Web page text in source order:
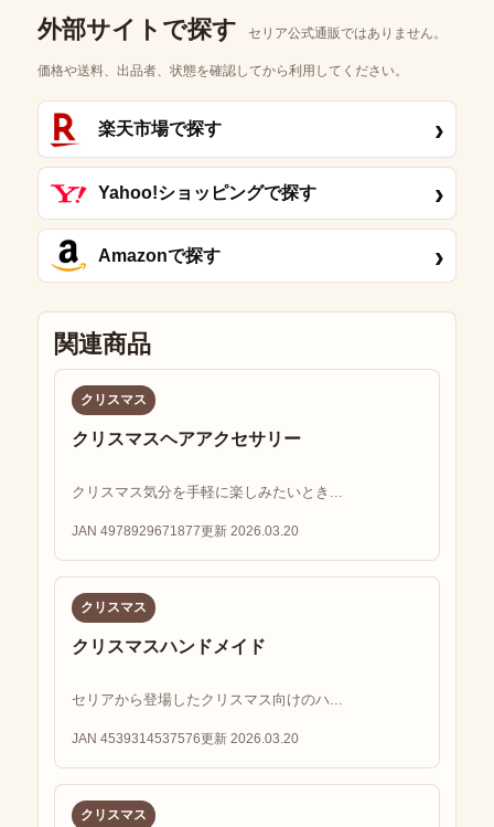
外部サイトで探す セリア公式通販ではありません。
価格や送料、出品者、状態を確認してから利用してください。
楽天市場で探す ›
Yahoo!ショッピングで探す ›
Amazonで探す ›
関連商品
クリスマス
クリスマスヘアアクセサリー
クリスマス気分を手軽に楽しみたいとき...
JAN 4978929671877更新 2026.03.20
クリスマス
クリスマスハンドメイド
セリアから登場したクリスマス向けのハ...
JAN 4539314537576更新 2026.03.20
クリスマス